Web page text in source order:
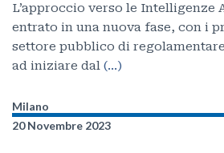
L’approccio verso le Intelligenze
entrato in una nuova fase, con i
settore pubblico di
ad iniziare dal (…)
Milano
20 Novembre 2023